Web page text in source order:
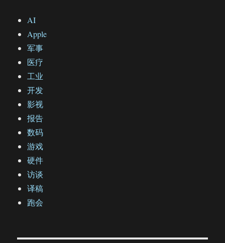
AI
Apple
军事
医疗
工业
开发
影视
报告
数码
游戏
硬件
访谈
译稿
跑会